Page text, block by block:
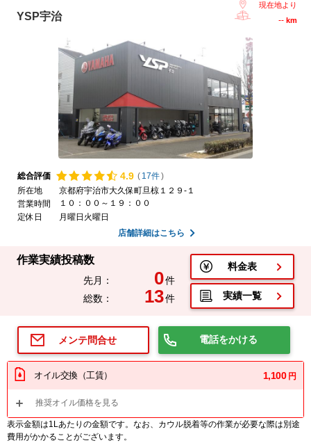
YSP宇治
現在地より
-- km
総合評価 4.9 ( 17件)
所在地
京都府宇治市大久保町旦椋１２９-１
営業時間
１０：００～１９：００
定休日
月曜日火曜日
店舗詳細はこちら
作業実績投稿数
先月： 0件
総数：
13件
料金表
実績一覧
メンテ問合せ 電話をかける
オイル交換（工賃） 1,100 円
推奨オイル価格を見る
表示金額は1Lあたりの金額です。なお、カウル脱着等の作業が必要な際は別途
費用がかかることがございます。